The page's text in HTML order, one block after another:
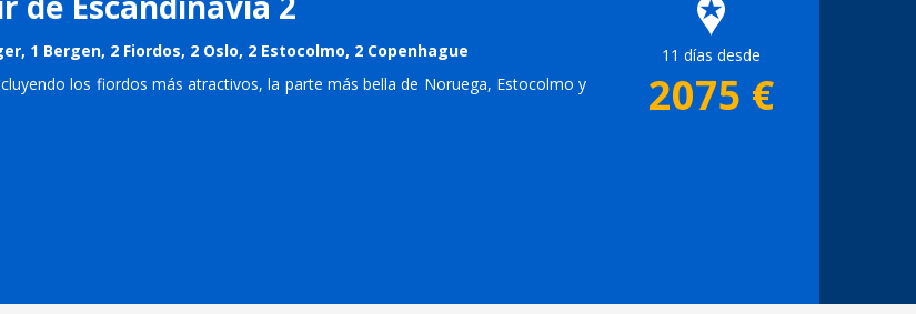
1 Bergen, 2 Fiordos, 2 Oslo, 2 Estocolmo, 2 Copenhague
los fiordos más atractivos, la parte más bella de Noruega, Estocolmo y
11 días desde
2075 €